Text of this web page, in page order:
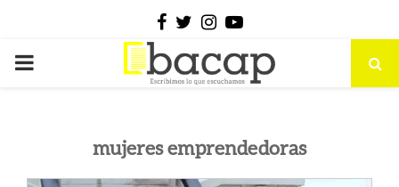
Facebook
Twitter
Instagram
Youtube
PRIMARY
mujeres emprendedoras